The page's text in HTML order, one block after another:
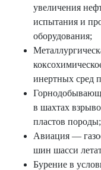
увеличения
испытания и
оборудования;
инертных сред
в шахтах
пластов породы;
Авиация —
шин шасси
Бурение в